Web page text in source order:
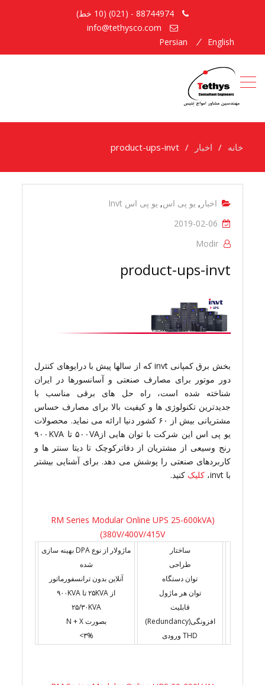
English
Persian
خانه اخبار product-ups-invt
اخبار , یو پی اس, یو پی اس Invt
2019-02-06
Modir
product-ups-invt
بخش برق کمپانی invt که از سالها پیش با درایوهای کنترل
دور موتور برای مصارف صنعتی و آسانسورها در ایران
شناخته شده است، راه حل های برقی مناسب با
جدیدترین تکنولوژی ها و کیفیت بالا برای مصارف حساس
مشتریانی بیش از ۶۰ کشور دنیا ارائه می نماید. محصولات
یو پی اس این شرکت با توان هایی از۵۰۰VA تا ۹۰۰KVA
رنج وسیعی از مشتریان از دفاترکوچک تا دیتا سنتر ها و
کاربردهای صنعتی را پوشش می دهد. برای آشنایی بیشتر
با invt،
کلیک کنید.
(RM Series Modular Online UPS 25-600kVA
(380V/400V/415V
ساختار
طراحی
توان دستگاه
توان هر ماژول
قابلیت
افزونگی(Redundancy)
THD ورودی
ماژولار از نوع DPA بهینه سازی
شده
آنلاین بدون ترانسفورماتور
از ۲۵KVA تا ۹۰۰KVA
۲۵/۳۰KVA
بصورت N + X
۳%>